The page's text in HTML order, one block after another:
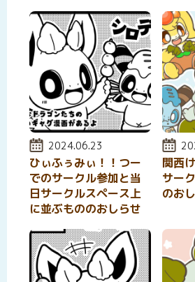
投稿日:
2024.06.23
ひぃふぅみぃ！！つー
でのサークル参加と当
日サークルスペース上
に並ぶもののおしらせ
投
関西
サー
のお